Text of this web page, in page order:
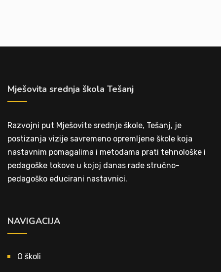
Mješovita srednja škola Tešanj
Razvojni put Mješovite srednje škole, Tešanj, je
postizanja vizije savremeno opremljene škole koja
nastavnim pomagalima i metodama prati tehnološke i
pedagoške tokove u kojoj danas rade stručno-
pedagoško educirani nastavnici.
NAVIGACIJA
O školi